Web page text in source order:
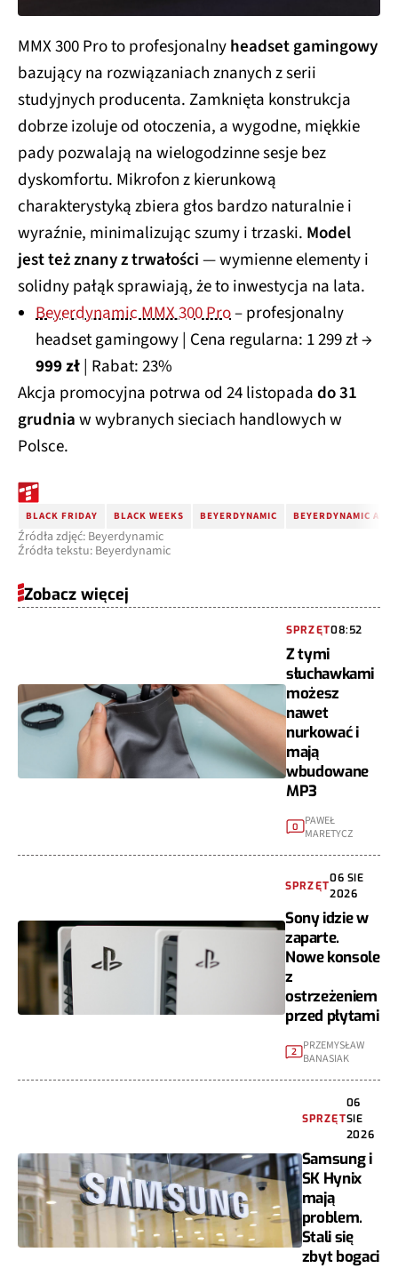
MMX 300 Pro to profesjonalnyheadset gamingowy
bazujący na rozwiązaniach znanych z serii
studyjnych producenta. Zamknięta konstrukcja
dobrze izoluje od otoczenia, a wygodne, miękkie
pady pozwalają na wielogodzinne sesje bez
dyskomfortu. Mikrofon z kierunkową
charakterystyką zbiera głos bardzo naturalnie i
wyraźnie, minimalizując szumy i trzaski. Model
jest też znany z trwałości— wymienne elementy i
solidny pałąk sprawiają, że to inwestycja na lata.
Beyerdynamic MMX 300 Pro– profesjonalny
headset gamingowy | Cena regularna: 1 299 zł →
999 zł| Rabat: 23%
Akcja promocyjna potrwa od 24 listopadado 31
grudniaw wybranych sieciach handlowych w
Polsce.
BLACK FRIDAY BLACK WEEKS BEYERDYNAMIC BEYERDYNAMIC
Źródła zdjęć: Beyerdynamic
Źródła tekstu: Beyerdynamic
Zobacz więcej
SPRZĘT08:52
Z tymi
słuchawkami
możesz
nawet
nurkować i
mają
wbudowane
MP3
0 PAWEŁ
MARETYCZ
SPRZĘT
06 SIE
2026
Sony idzie w
zaparte.
Nowe konsole
z
ostrzeżeniem
przed płytami
2 PRZEMYSŁAW
BANASIAK
SPRZĘT
06
SIE
2026
Samsung i
SK Hynix
mają
problem.
Stali się
zbyt bogaci